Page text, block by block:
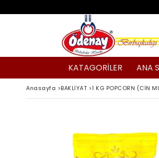
KATAGORİLER ANA
Anasayfa >BAKLİYAT >1 KG POPCORN (CİN